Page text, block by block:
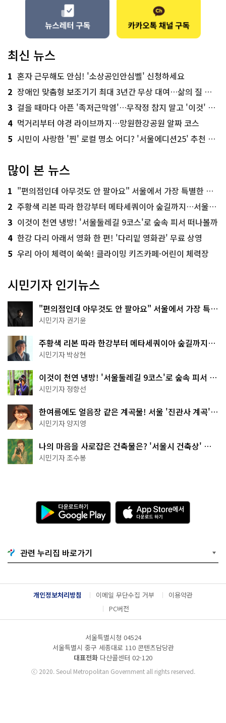
최신 뉴스
1 혼자 근무해도 안심! '소상공인안심벨' 신청하세요
2 장애인 맞춤형 보조기기 최대 3년간 무상 대여…삶의 질 높인다
3 걸을 때마다 아픈 '족저근막염'…무작정 참지 말고 '이것' 해보세요!
4 먹거리부터 야경 라이브까지…망원한강공원 알짜 코스
5 시민이 사랑한 '찐' 로컬 명소 어디? '서울에디션25' 추천 코스
많이 본 뉴스
1 "편의점인데 아무것도 안 팔아요" 서울에서 가장 특별한 편의점의 정체
2 주황색 리본 따라 한강부터 메타세쿼이아 숲길까지…서울둘레길 15코스
3 이것이 천연 냉방! '서울둘레길 9코스'로 숲속 피서 떠나볼까
4 한강 다리 아래서 영화 한 편! '다리밑 영화관' 무료 상영
5 우리 아이 체력이 쑥쑥! 클라이밍 키즈카페·어린이 체력장
시민기자 인기뉴스
"편의점인데 아무것도 안 팔아요" 서울에서 가장 특별
한 편의점의 정체
시민기자 권기윤
주황색 리본 따라 한강부터 메타세쿼이아 숲길까지…
서울둘레길 15코스
시민기자 박상현
이것이 천연 냉방! '서울둘레길 9코스'로 숲속 피서 떠
나볼까
시민기자 정향선
한여름에도 얼음장 같은 계곡물! 서울 '진관사 계곡'이
천국이네~
시민기자 양지영
나의 마음을 사로잡은 건축물은? '서울시 건축상' 수
상작 공개!
시민기자 조수봉
다
운
로
기
G
o
g
l
e
l
A
p
p
e
서
다
운
드
관련 누리집 바로가기
개인정보처리방침 이메일 무단수집 거부
이용약관
PC버전
서울특별시청 04524
서울특별시 중구 세종대로 110 콘텐츠담당관
대표전화 다산콜센터 02-120
ⓒ2020. Seoul Metropolitan Government all rights reserved.